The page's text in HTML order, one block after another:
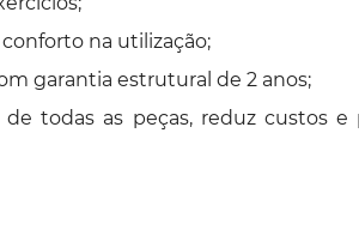
na utilização;
garantia estrutural de 2 anos;
todas as peças, reduz custos e